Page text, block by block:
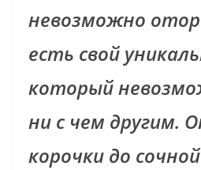
невозможно
есть свой
который
ни с чем другим.
корочки до